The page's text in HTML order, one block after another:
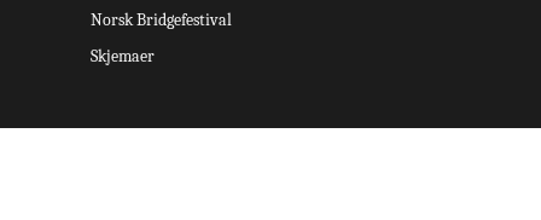
Norsk Bridgefestival
Skjemaer